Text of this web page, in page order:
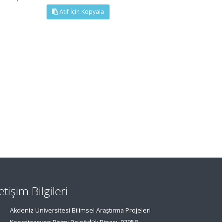
Atıf İçin Kopyala
Bilgileri
Akdeniz Üniversitesi Bilimsel Araştırma Projeleri